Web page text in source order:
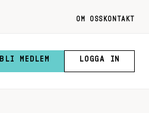
OM OSS KONTAKT
BLI MEDLEM LOGGA IN